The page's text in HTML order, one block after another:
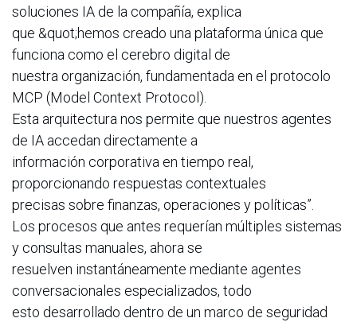
soluciones IA de la compañía, explica
que &quot;hemos creado una plataforma única que
funciona como el cerebro digital de
nuestra organización, fundamentada en el protocolo
MCP (Model Context Protocol).
Esta arquitectura nos permite que nuestros agentes
de IA accedan directamente a
información corporativa en tiempo real,
proporcionando respuestas contextuales
precisas sobre finanzas, operaciones y políticas”.
Los procesos que antes requerían múltiples sistemas
y consultas manuales, ahora se
resuelven instantáneamente mediante agentes
conversacionales especializados, todo
esto desarrollado dentro de un marco de seguridad